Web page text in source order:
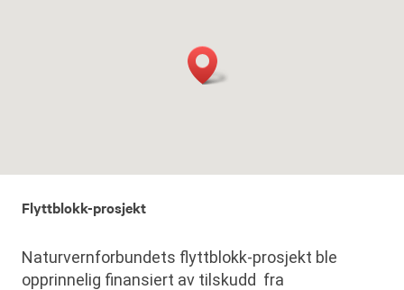
Flyttblokk-prosjekt
Naturvernforbundets flyttblokk-prosjekt ble
opprinnelig finansiert av tilskudd fra